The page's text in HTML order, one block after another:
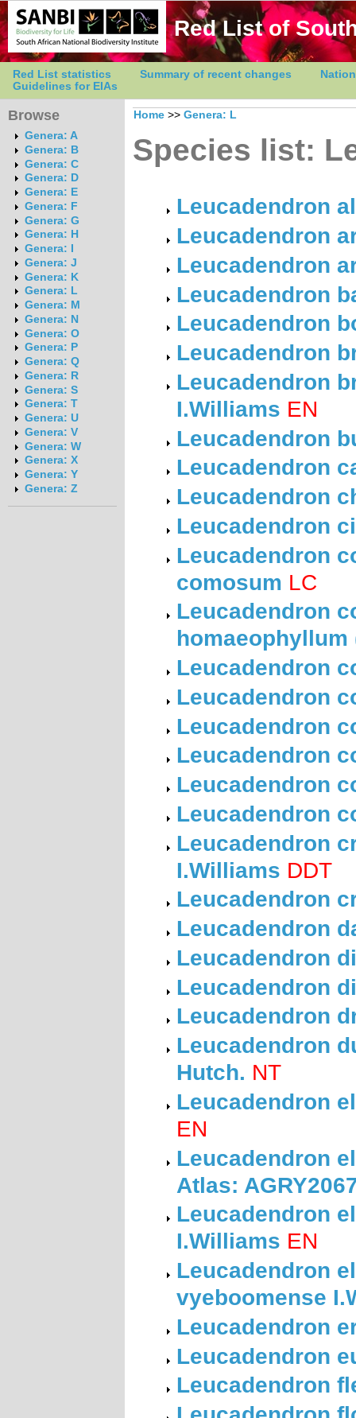
Red List of
Red List statistics Summary of recent changes
Guidelines for EIAs
Browse
Genera: A
Genera: B
Genera: C
Genera: D
Genera: E
Genera: F
Genera: G
Genera: H
Genera: I
Genera: J
Genera: K
Genera: L
Genera: M
Genera: N
Genera: O
Genera: P
Genera: Q
Genera: R
Genera: S
Genera: T
Genera: U
Genera: V
Genera: W
Genera: X
Genera: Y
Genera: Z
Home >> Genera: L
Species list:
Leucadendron
Leucadendron
Leucadendron
Leucadendron
Leucadendron
Leucadendron
Leucadendron
I.Williams EN
Leucadendron
Leucadendron
Leucadendron
Leucadendron
Leucadendron
comosum LC
Leucadendron
homaeophyllum
Leucadendron
Leucadendron
Leucadendron
Leucadendron
Leucadendron
Leucadendron
Leucadendron
I.Williams DDT
Leucadendron
Leucadendron
Leucadendron
Leucadendron
Leucadendron
Leucadendron
Hutch. NT
Leucadendron
EN
Leucadendron
Atlas:
Leucadendron
I.Williams EN
Leucadendron
vyeboomense
Leucadendron
Leucadendron
Leucadendron